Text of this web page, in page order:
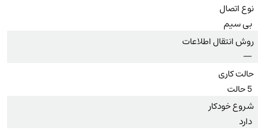
نوع اتصال
بی سیم
روش انتقال اطلاعات
—
حالت کاری
5 حالت
شروع خودکار
دارد